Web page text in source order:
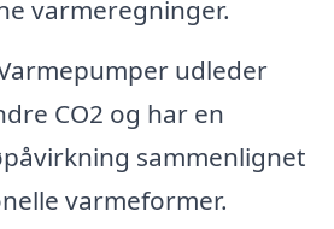
varmeregninger.
udleder
CO2 og har en
sammenlignet
varmeformer.